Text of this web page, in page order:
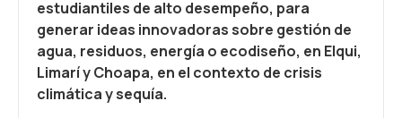
estudiantiles de alto desempeño, para
generar ideas innovadoras sobre gestión de
agua, residuos, energía o ecodiseño, en Elqui,
Limarí y Choapa, en el contexto de crisis
climática y sequía.